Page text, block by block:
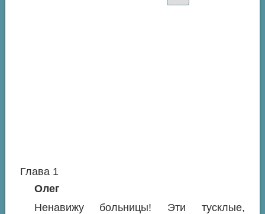
Глава 1
Олег
Ненавижу больницы! Эти тусклые,